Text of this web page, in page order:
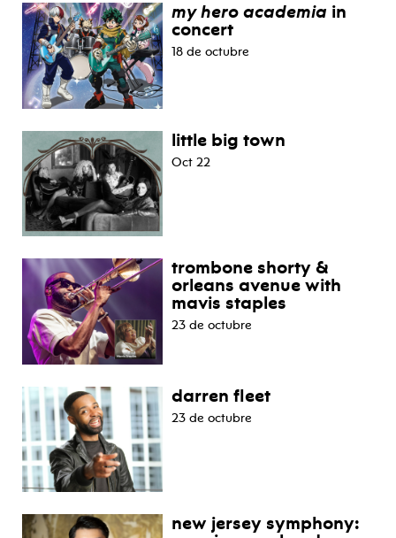
my hero academia in
concert
18 de octubre
little big town
Oct 22
trombone shorty &
orleans avenue with
mavis staples
23 de octubre
darren fleet
23 de octubre
new jersey symphony: